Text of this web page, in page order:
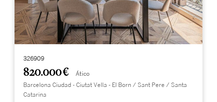
326909
820.000 € Ático
Barcelona Ciudad - Ciutat Vella - El Born / Sant Pere / Santa
Catarina